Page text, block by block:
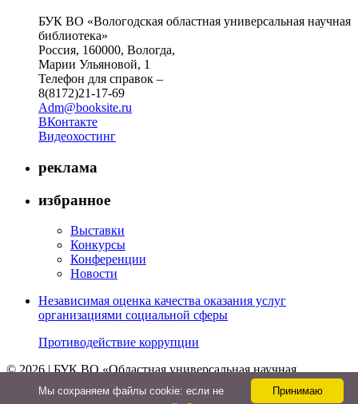
БУК ВО «Вологодская областная универсальная научная
библиотека»
Россия, 160000, Вологда,
Марии Ульяновой, 1
Телефон для справок –
8(8172)21-17-69
Adm@booksite.ru
ВКонтакте
Видеохостинг
реклама
избранное
Выставки
Конкурсы
Конференции
Новости
Независимая оценка качества оказания услуг
организациями социальной сферы
Противодействие коррупции
© 2026 | БУК ВО «Областная универсальная научная
библиотека»
Принимаю
Мы cохраняем файлы cookie: если не